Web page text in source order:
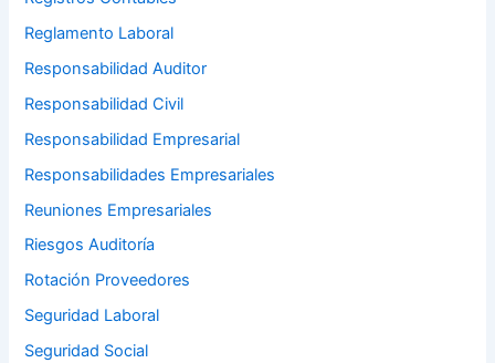
Reglamento Laboral
Responsabilidad Auditor
Responsabilidad Civil
Responsabilidad Empresarial
Responsabilidades Empresariales
Reuniones Empresariales
Riesgos Auditoría
Rotación Proveedores
Seguridad Laboral
Seguridad Social